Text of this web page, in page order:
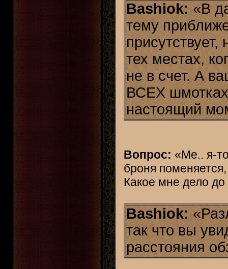
Bashiok: «В
тему
тех местах,
не в счет. А
ВСЕХ шмотках
настоящий
Вопрос: «Ме.. я-
броня
Какое мне дело
Bashiok:
так что вы
расстояния